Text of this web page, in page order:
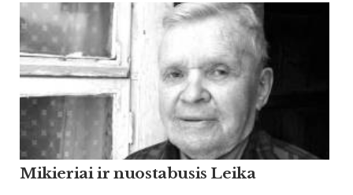
Mikieriai ir nuostabusis Leika